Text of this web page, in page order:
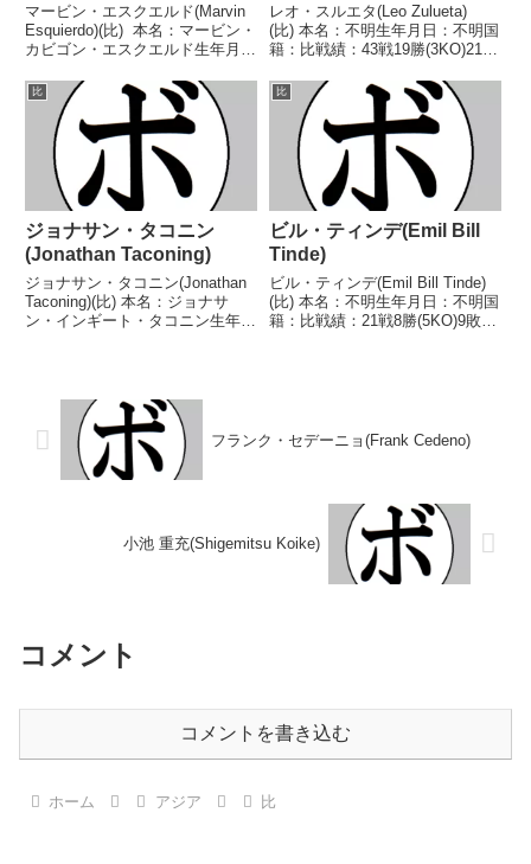
マービン・エスクエルド(Marvin
Esquierdo)(比) 本名：マービン・
カビゴン・エスクエルド生年月
績：26戦19勝(12KO)5敗1分1無効
試合 【獲得タイトル】2019年度
DYNAMITE...
レオ・スルエタ(Leo Zulueta)
(比) 本名：不明生年月日：不明国
籍：比戦績：43戦19勝(3KO)21敗
ライ級王座 【戦歴】
1954/10/06 ●8R判定 (採点不
明) カンニング・アンディ(比...
比
ジョナサン・タコニン
(Jonathan Taconing)
ジョナサン・タコニン(Jonathan
Taconing)(比) 本名：ジョナサ
ン・インギート・タコニン生年月
ョナルライトフライ級王座...
比
ビル・ティンデ(Emil Bill
Tinde)
ビル・ティンデ(Emil Bill Tinde)
(比) 本名：不明生年月日：不明国
籍：比戦績：21戦8勝(5KO)9敗3
フランク・セデーニョ(Frank Cedeno)
小池 重充(Shigemitsu Koike)
コメント
コメントを書き込む
ホーム アジア 比